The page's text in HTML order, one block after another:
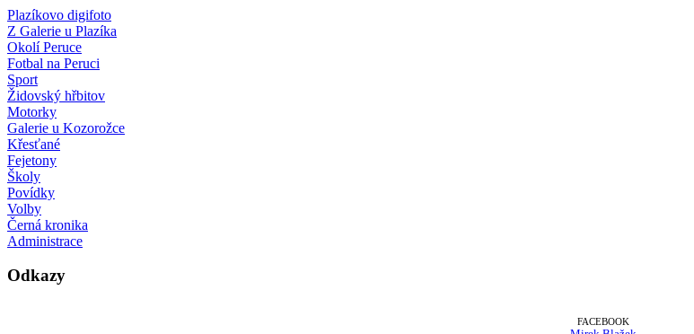
Plazíkovo digifoto
Z Galerie u Plazíka
Okolí Peruce
Fotbal na Peruci
Sport
Židovský hřbitov
Motorky
Galerie u Kozorožce
Křesťané
Fejetony
Školy
Povídky
Volby
Černá kronika
Administrace
Odkazy
FACEBOOK